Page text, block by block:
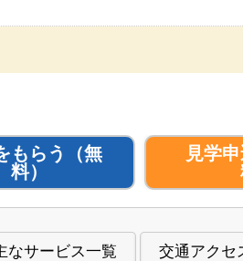
もらう
（無
料）
見学
なサービス一覧 交通アクセ